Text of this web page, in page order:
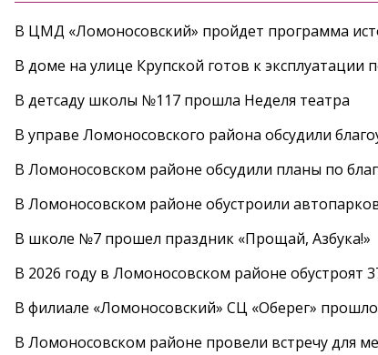
В ЦМД «Ломоносовский» пройдет программа
В доме на улице Крупской готов к эксплуатации
В детсаду школы №117 прошла Неделя театра
В управе Ломоносовского района обсудили
В Ломоносовском районе обсудили планы по
В Ломоносовском районе обустроили
В школе №7 прошел праздник «Прощай, Азбука!»
В 2026 году в Ломоносовском районе обустроят
В филиале «Ломоносовский» СЦ «Оберег»
В Ломоносовском районе провели встречу для